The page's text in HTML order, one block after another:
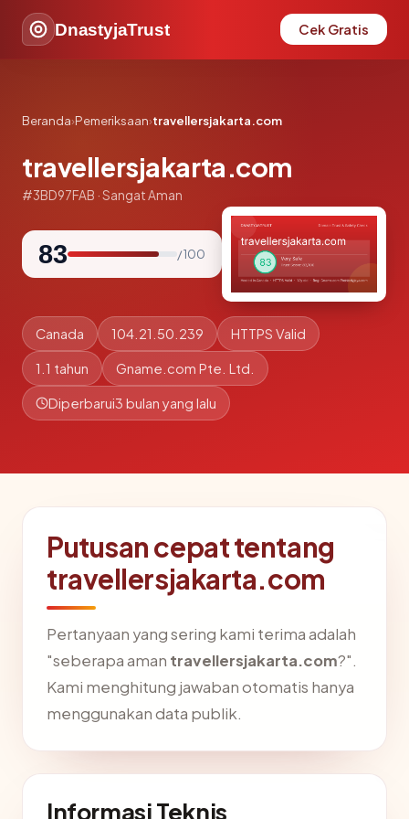
DnastyjaTrust Cek Gratis
Beranda›Pemeriksaan›travellersjakarta.com
travellersjakarta.com
#3BD97FAB · Sangat Aman
83 / 100
Canada 104.21.50.239 HTTPS Valid
1.1 tahun Gname.com Pte. Ltd.
Diperbarui3 bulan yang lalu
Putusan cepat tentang
travellersjakarta.com
Pertanyaan yang sering kami terima adalah
"seberapa aman travellersjakarta.com?".
Kami menghitung jawaban otomatis hanya
menggunakan data publik.
Informasi Teknis